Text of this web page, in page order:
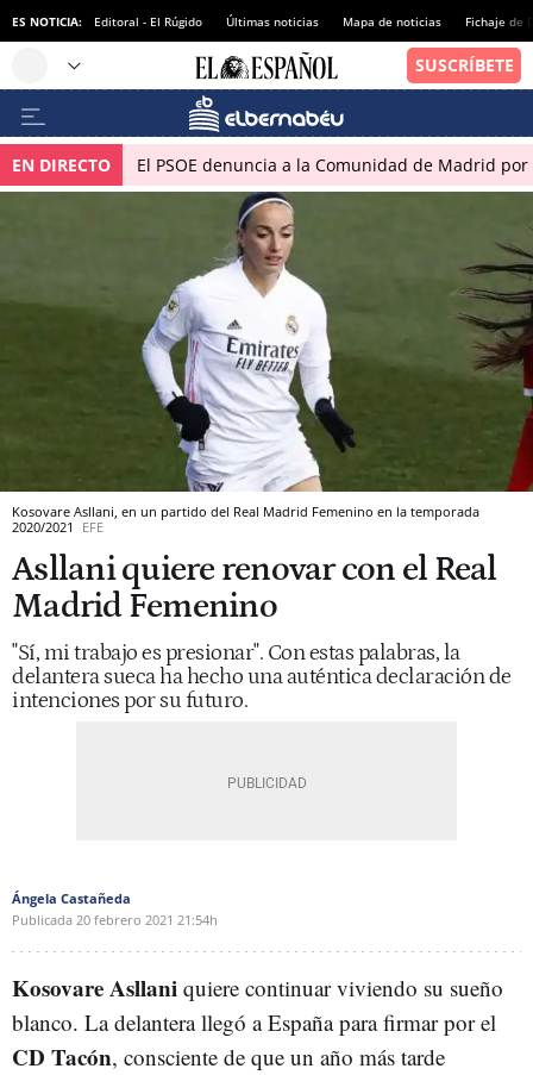
ES NOTICIA: Editoral - El Rúgido Últimas noticias Mapa de noticias Fichaje de
EN DIRECTO El PSOE denuncia a la Comunidad de Madrid
Kosovare Asllani, en un partido del Real Madrid Femenino en la temporada
2020/2021
EFE
Asllani quiere renovar con el Real
Madrid Femenino
"Sí, mi trabajo es presionar". Con estas palabras, la
delantera sueca ha hecho una auténtica declaración de
intenciones por su futuro.
Ángela Castañeda
Publicada 20 febrero 2021 21:54h
Kosovare Asllani quiere continuar viviendo su sueño
blanco. La delantera llegó a España para firmar por el
CD Tacón, consciente de que un año más tarde